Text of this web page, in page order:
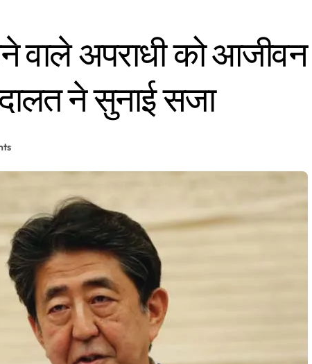
वाले अपराधी को आजीवन
ने सुनाई सजा